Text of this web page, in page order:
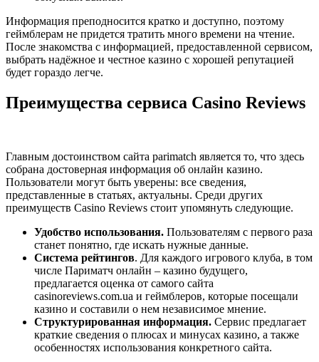
Информация преподносится кратко и доступно, поэтому
геймблерам не придется тратить много времени на чтение.
После знакомства с информацией, предоставленной сервисом,
выбрать надёжное и честное казино с хорошей репутацией
будет гораздо легче.
Преимущества сервиса Casino Reviews
Главным достоинством сайта parimatch является то, что здесь
собрана достоверная информация об онлайн казино.
Пользователи могут быть уверены: все сведения,
представленные в статьях, актуальны. Среди других
преимуществ Casino Reviews стоит упомянуть следующие.
Удобство использования. Пользователям с первого раза
станет понятно, где искать нужные данные.
Система рейтингов. Для каждого игрового клуба, в том
числе Париматч онлайн – казино будущего,
предлагается оценка от самого сайта
casinoreviews.com.ua и геймблеров, которые посещали
казино и составили о нем независимое мнение.
Структурированная информация. Сервис предлагает
краткие сведения о плюсах и минусах казино, а также
особенностях использования конкретного сайта.